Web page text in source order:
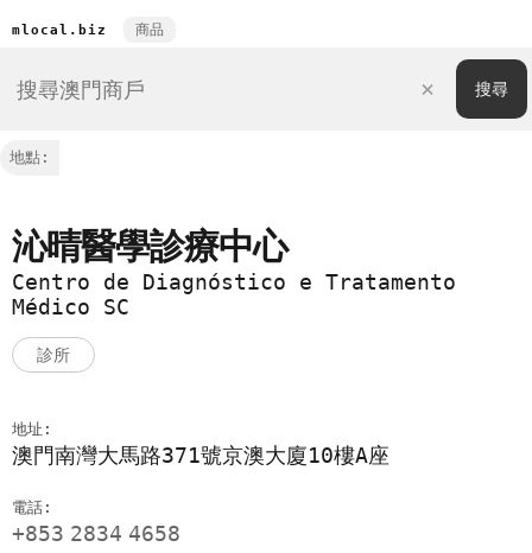
mlocal.biz 商品
地點:
沁晴醫學診療中心
Centro de Diagnóstico e Tratamento
Médico SC
診所
地址:
澳門南灣大馬路371號京澳大廈10樓A座
電話:
+853 2834 4658